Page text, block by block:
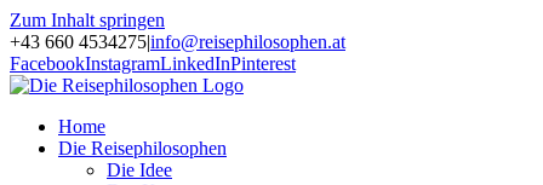
Zum Inhalt springen
+43 660 4534275|info@reisephilosophen.at
FacebookInstagramLinkedInPinterest
Home
Die Reisephilosophen
Die Idee